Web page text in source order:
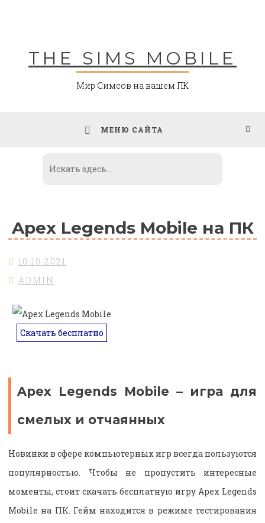
THE SIMS MOBILE
Мир Симсов на вашем ПК
МЕНЮ САЙТА
Apex Legends Mobile на ПК
10.10.2021
ADMIN
Скачать бесплатно
Apex Legends Mobile – игра для
смелых и отчаянных
Новинки в сфере компьютерных игр всегда пользуются
популярностью. Чтобы не пропустить интересные
моменты, стоит скачать бесплатную игру Apex Legends
Mobile на ПК. Гейм находится в режиме тестирования